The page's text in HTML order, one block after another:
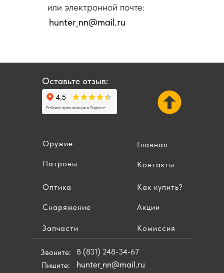
или электронной почте:
hunter_nn@mail.ru
Оставьте отзыв:
Оружие
Патроны
Оптика
Снаряжение
Запчасти
Главная
Контакты
Комиссия
Акции
Как купить?
8 (831) 248-34-67
hunter_nn@mail.ru
Пишите:
Звоните: